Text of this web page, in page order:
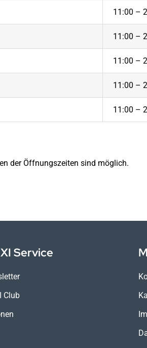
11:00 –
11:00 –
11:00 –
11:00 –
11:00 –
der Öffnungszeiten sind möglich.
Service
Club